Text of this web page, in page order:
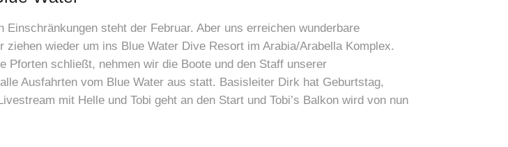
steht der Februar. Aber uns erreichen wunderbare
wieder um ins Blue Water Dive Resort im Arabia/Arabella Komplex.
schließt, nehmen wir die Boote und den Staff unserer
Ausfahrten vom Blue Water aus statt. Basisleiter Dirk hat Geburtstag,
mit Helle und Tobi geht an den Start und Tobi’s Balkon wird von nun